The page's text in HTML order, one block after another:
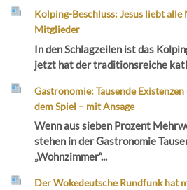
Kolping-Beschluss: Jesus liebt
Mitglieder
In den Schlagzeilen ist das
jetzt hat der traditionsreiche
Gastronomie: Tausende
dem Spiel – mit Ansage
Wenn aus sieben Prozent
stehen in der Gastronomie
„Wohnzimmer“...
Der Wokedeutsche Rundfunk hat